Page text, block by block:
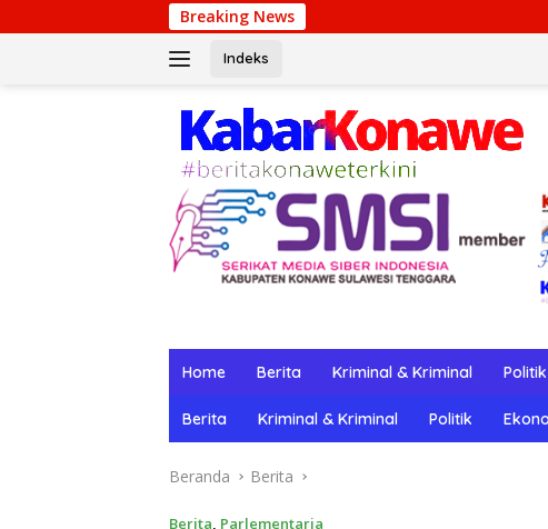
ke
Breaking News Winpot
Indeks
Home Berita Kriminal & Kriminal Politik
Berita Kriminal & Kriminal Politik
Beranda Berita
Berita, Parlementaria